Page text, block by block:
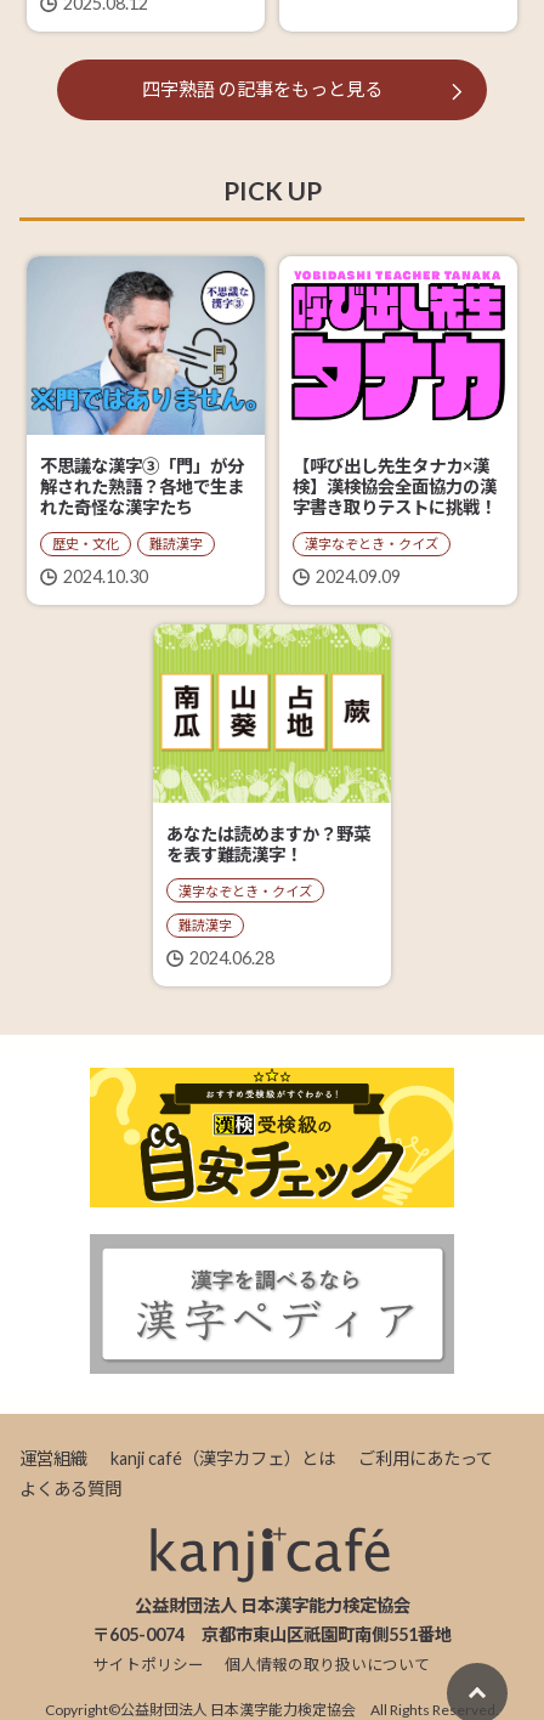
四字熟語 の記事をもっと見る
PICK UP
不思議な漢字③「門」が分
解された熟語？各地で生ま
れた奇怪な漢字たち
歴史・文化 難読漢字
2024.10.30
【呼び出し先生タナカ×漢
検】漢検協会全面協力の漢
字書き取りテストに挑戦！
漢字なぞとき・クイズ
2024.09.09
あなたは読めますか？野菜
を表す難読漢字！
漢字なぞとき・クイズ
難読漢字
2024.06.28
運営組織 kanji café（漢字カフェ）とは
ご利用にあたって
よくある質問
公益財団法人 日本漢字能力検定協会
〒605-0074 京都市東山区祇園町南側551番地
サイトポリシー 個人情報の取り扱いについて
Copyright©公益財団法人 日本漢字能力検定協会 All Rights Reserved.